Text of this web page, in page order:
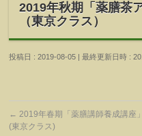
2019年秋期「薬膳茶
（東京クラス）
投稿日 : 2019-08-05 最終更新日時 :
← 2019年春期「薬膳講師養成講座」
(東京クラス)